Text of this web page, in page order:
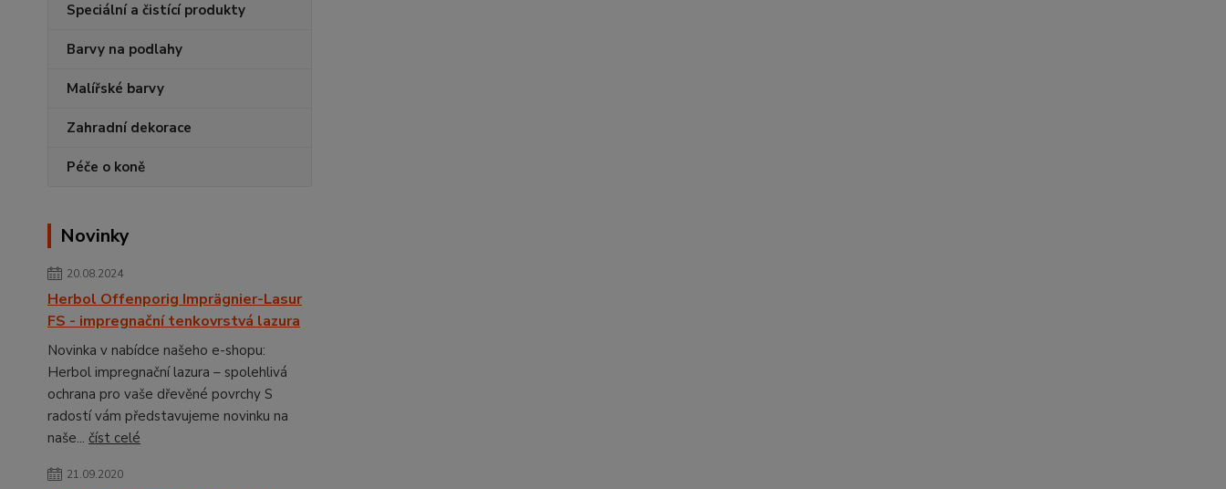
Speciální a čistící produkty
Barvy na podlahy
Malířské barvy
Zahradní dekorace
Péče o koně
Novinky
20.08.2024
Herbol Offenporig Imprägnier-Lasur
FS - impregnační tenkovrstvá lazura
Novinka v nabídce našeho e-shopu:
Herbol impregnační lazura – spolehlivá
ochrana pro vaše dřevěné povrchy S
radostí vám představujeme novinku na
naše... číst celé
21.09.2020